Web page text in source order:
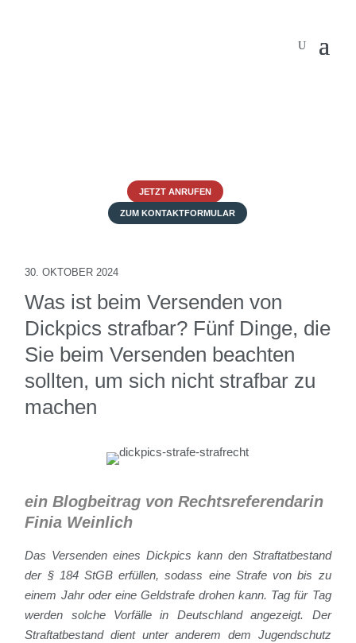
JETZT ANRUFEN
ZUM KONTAKTFORMULAR
30. OKTOBER 2024
Was ist beim Versenden von
Dickpics strafbar? Fünf Dinge, die
Sie beim Versenden beachten
sollten, um sich nicht strafbar zu
machen
ein Blogbeitrag von Rechtsreferendarin
Finia Weinlich
Das Versenden eines Dickpics kann den Straftatbestand
der § 184 StGB erfüllen, sodass eine Strafe von bis zu
einem Jahr oder eine Geldstrafe drohen kann. Tag für Tag
werden solche Vorfälle in Deutschland angezeigt. Der
Straftatbestand dient unter anderem dem Jugendschutz